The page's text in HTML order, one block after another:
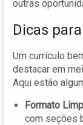
outras
Dicas
Um currículo
destacar em
Aqui estão
Formato
com seções